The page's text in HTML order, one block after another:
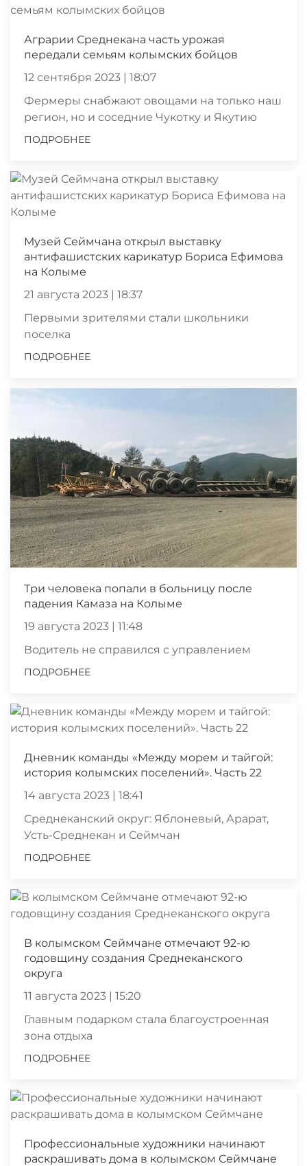
Аграрии Среднекана часть урожая
передали семьям колымских бойцов
12 сентября 2023 | 18:07
Фермеры снабжают овощами на только наш
регион, но и соседние Чукотку и Якутию
ПОДРОБНЕЕ
Музей Сеймчана открыл выставку
антифашистских карикатур Бориса Ефимова
на Колыме
21 августа 2023 | 18:37
Первыми зрителями стали школьники
поселка
ПОДРОБНЕЕ
Три человека попали в больницу после
падения Камаза на Колыме
19 августа 2023 | 11:48
Водитель не справился с управлением
ПОДРОБНЕЕ
Дневник команды «Между морем и тайгой:
история колымских поселений». Часть 22
14 августа 2023 | 18:41
Среднеканский округ: Яблоневый, Арарат,
Усть-Среднекан и Сеймчан
ПОДРОБНЕЕ
В колымском Сеймчане отмечают 92-ю
годовщину создания Среднеканского
округа
11 августа 2023 | 15:20
Главным подарком стала благоустроенная
зона отдыха
ПОДРОБНЕЕ
Профессиональные художники начинают
раскрашивать дома в колымском Сеймчане